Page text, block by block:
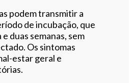
podem transmitir a
de incubação, que
duas semanas, sem
Os sintomas
estar geral e